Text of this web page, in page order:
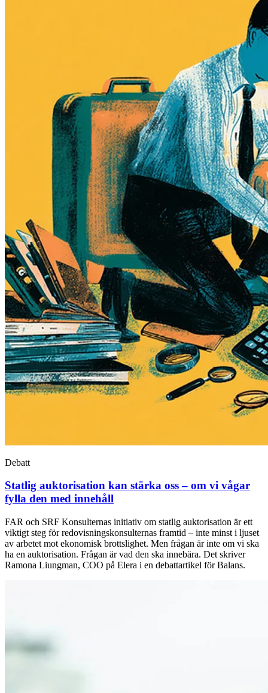
Debatt
Statlig auktorisation kan stärka oss – om vi vågar
fylla den med innehåll
FAR och SRF Konsulternas initiativ om statlig auktorisation är ett
viktigt steg för redovisningskonsulternas framtid – inte minst i ljuset
av arbetet mot ekonomisk brottslighet. Men frågan är inte om vi ska
ha en auktorisation. Frågan är vad den ska innebära. Det skriver
Ramona Liungman, COO på Elera i en debattartikel för Balans.